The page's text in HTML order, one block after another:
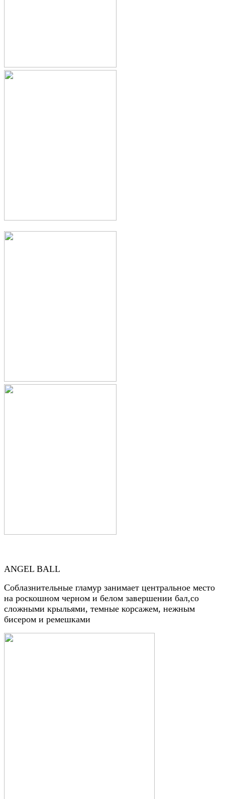
ANGEL BALL
Соблазнительные гламур занимает центральное место
на роскошном черном и белом завершении бал,со
сложными крыльями, темные корсажем, нежным
бисером и ремешками